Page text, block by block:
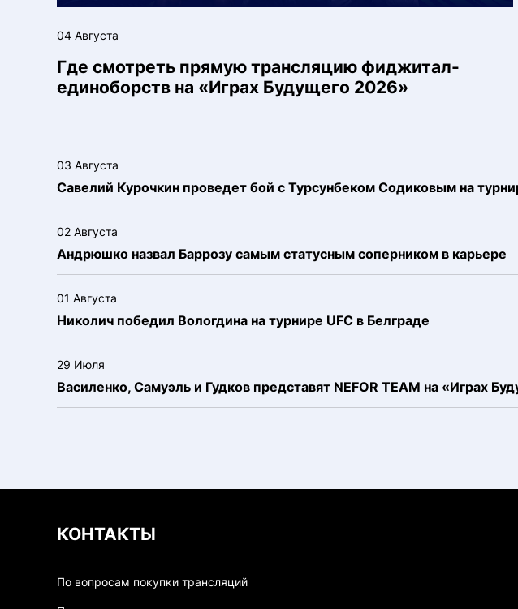
04 Августа
Где смотреть прямую трансляцию фиджитал-
единоборств на «Играх Будущего 2026»
03 Августа
Савелий Курочкин проведет бой с Турсунбеком Содиковым на
02 Августа
Андрюшко назвал Баррозу самым статусным соперником в карьере
01 Августа
Николич победил Вологдина на турнире UFC в Белграде
29 Июля
Василенко, Самуэль и Гудков представят NEFOR TEAM на «Играх
КОНТАКТЫ
По вопросам покупки трансляций